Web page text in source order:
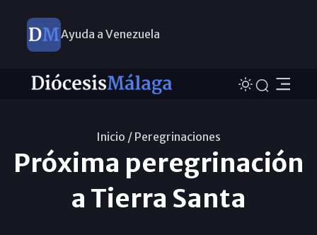
Ayuda a Venezuela
Inicio / Peregrinaciones
Próxima peregrinación
a Tierra Santa